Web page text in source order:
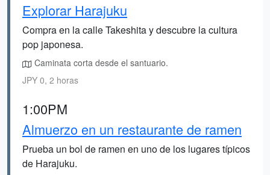
Explorar Harajuku
Compra en la calle Takeshita y descubre la cultura
pop japonesa.
Caminata corta desde el santuario.
JPY 0, 2 horas
1:00PM
Almuerzo en un restaurante de ramen
Prueba un bol de ramen en uno de los lugares típicos
de Harajuku.